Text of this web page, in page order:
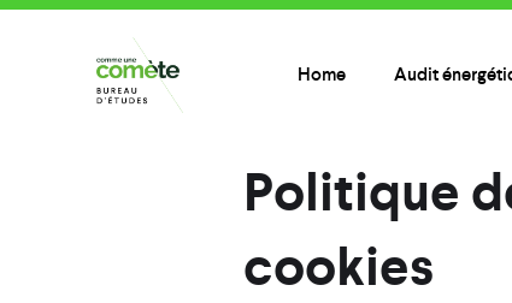
Home Audit
Politique
cookies